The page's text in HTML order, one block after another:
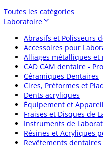
Toutes les catégories
Laboratoire
Abrasifs et Polisseurs
Accessoires pour
Alliages métalliques et
CAD CAM dentaire -
Céramiques Dentaires
Cires, Préformes et
Dents acryliques
Équipement et
Fraises et Disques de
Instruments de
Résines et Acryliques
Revêtements dentaires